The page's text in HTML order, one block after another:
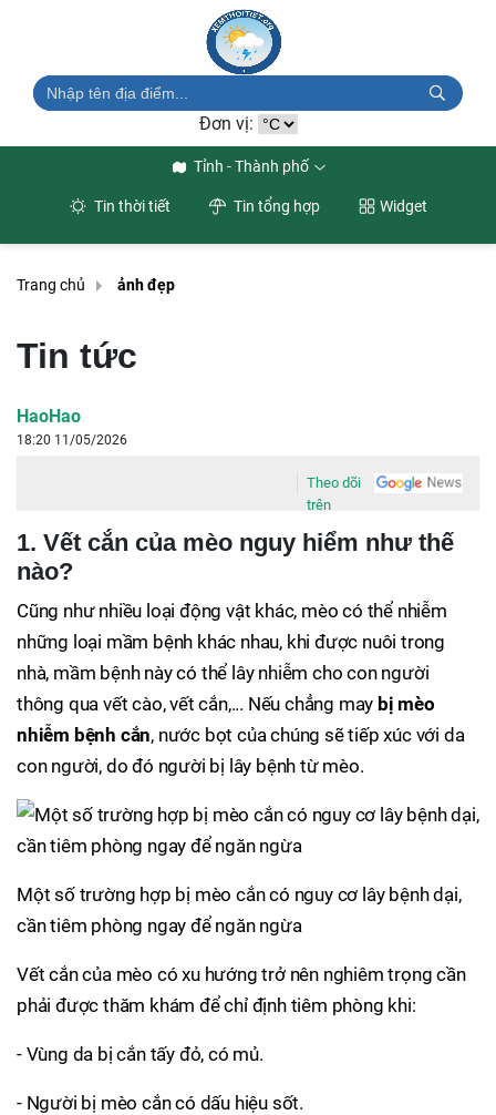
Đơn vị:
Tỉnh - Thành phố
Tin thời tiết Tin tổng hợp Widget
Trang chủ ảnh đẹp
Tin tức
HaoHao
18:20 11/05/2026
Theo dõi
trên
1. Vết cắn của mèo nguy hiểm như thế
nào?
Cũng như nhiều loại động vật khác, mèo có thể nhiễm
những loại mầm bệnh khác nhau, khi được nuôi trong
nhà, mầm bệnh này có thể lây nhiễm cho con người
thông qua vết cào, vết cắn,... Nếu chẳng may bị mèo
nhiễm bệnh cắn, nước bọt của chúng sẽ tiếp xúc với da
con người, do đó người bị lây bệnh từ mèo.
Một số trường hợp bị mèo cắn có nguy cơ lây bệnh dại,
cần tiêm phòng ngay để ngăn ngừa
Vết cắn của mèo có xu hướng trở nên nghiêm trọng cần
phải được thăm khám để chỉ định tiêm phòng khi:
- Vùng da bị cắn tấy đỏ, có mủ.
- Người bị mèo cắn có dấu hiệu sốt.